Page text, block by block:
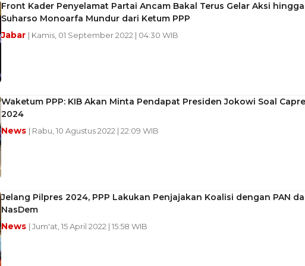
Front Kader Penyelamat Partai Ancam Bakal Terus Gelar Aksi hingga
Suharso Monoarfa Mundur dari Ketum PPP
Jabar | Kamis, 01 September 2022 | 04:30 WIB
Waketum PPP: KIB Akan Minta Pendapat Presiden Jokowi Soal
2024
News | Rabu, 10 Agustus 2022 | 22:09 WIB
Jelang Pilpres 2024, PPP Lakukan Penjajakan Koalisi dengan PAN
NasDem
News | Jum'at, 15 April 2022 | 15:58 WIB